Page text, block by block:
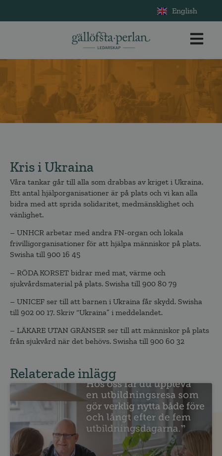
English
Kris i Ukraina
Våra tankar går till alla som drabbas av kriget i Ukraina.
Ett antal hjälporganisationer är på plats och vi kan alla
bidra med att sprida solidaritet, medmänsklighet och
vänlighet.
– UNHCR arbetar med andra FN-organ och lokala
frivilligorganisationer för att hjälpa människor på plats.
Swisha till 900 16 45
– RÖDA KORSET bidrar med mat, värme och
sjukvårdsmaterial på plats. Swisha till 900 80 79
– UNICEF ser till att barnen i Ukraina får skydd. Swisha
till 902 00 17. Skriv “Ukraina” i meddelandet.
– LÄKARE UTAN GRÄNSER ser till att människor på plats
från sjukvård när det behövs. Swisha till 900 60 32
Relaterade inlägg